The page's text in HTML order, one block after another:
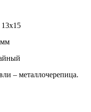
мм
– металлочерепица.